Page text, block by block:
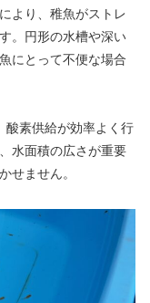
より、稚魚がストレ
。円形の水槽や深い
にとって不便な場合
酸素供給が効率よく行
水面積の広さが重要
せません。